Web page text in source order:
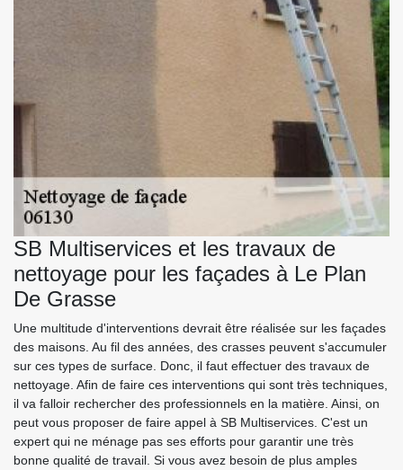
SB Multiservices et les travaux de
nettoyage pour les façades à Le Plan
De Grasse
Une multitude d'interventions devrait être réalisée sur les façades
des maisons. Au fil des années, des crasses peuvent s'accumuler
sur ces types de surface. Donc, il faut effectuer des travaux de
nettoyage. Afin de faire ces interventions qui sont très techniques,
il va falloir rechercher des professionnels en la matière. Ainsi, on
peut vous proposer de faire appel à SB Multiservices. C'est un
expert qui ne ménage pas ses efforts pour garantir une très
bonne qualité de travail. Si vous avez besoin de plus amples